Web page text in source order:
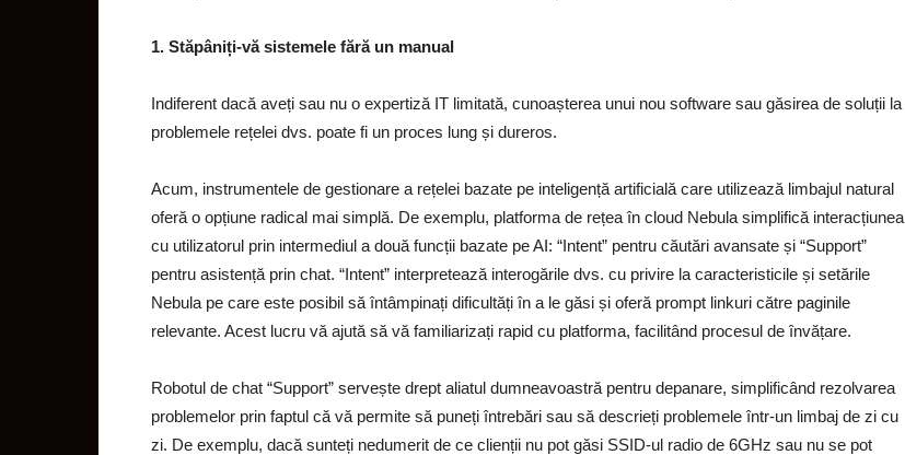
1. Stăpâniți-vă sistemele fără un manual
Indiferent dacă aveți sau nu o expertiză IT limitată, cunoașterea unui nou software sau găsirea de soluții la
problemele rețelei dvs. poate fi un proces lung și dureros.
Acum, instrumentele de gestionare a rețelei bazate pe inteligență artificială care utilizează limbajul natural
oferă o opțiune radical mai simplă. De exemplu, platforma de rețea în cloud Nebula simplifică interacțiunea
cu utilizatorul prin intermediul a două funcții bazate pe AI: “Intent” pentru căutări avansate și “Support”
pentru asistență prin chat. “Intent” interpretează interogările dvs. cu privire la caracteristicile și setările
Nebula pe care este posibil să întâmpinați dificultăți în a le găsi și oferă prompt linkuri către paginile
relevante. Acest lucru vă ajută să vă familiarizați rapid cu platforma, facilitând procesul de învățare.
Robotul de chat “Support” servește drept aliatul dumneavoastră pentru depanare, simplificând rezolvarea
problemelor prin faptul că vă permite să puneți întrebări sau să descrieți problemele într-un limbaj de zi cu
zi. De exemplu, dacă sunteți nedumerit de ce clienții nu pot găsi SSID-ul radio de 6GHz sau nu se pot